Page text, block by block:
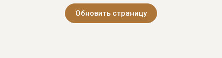
Обновить страницу